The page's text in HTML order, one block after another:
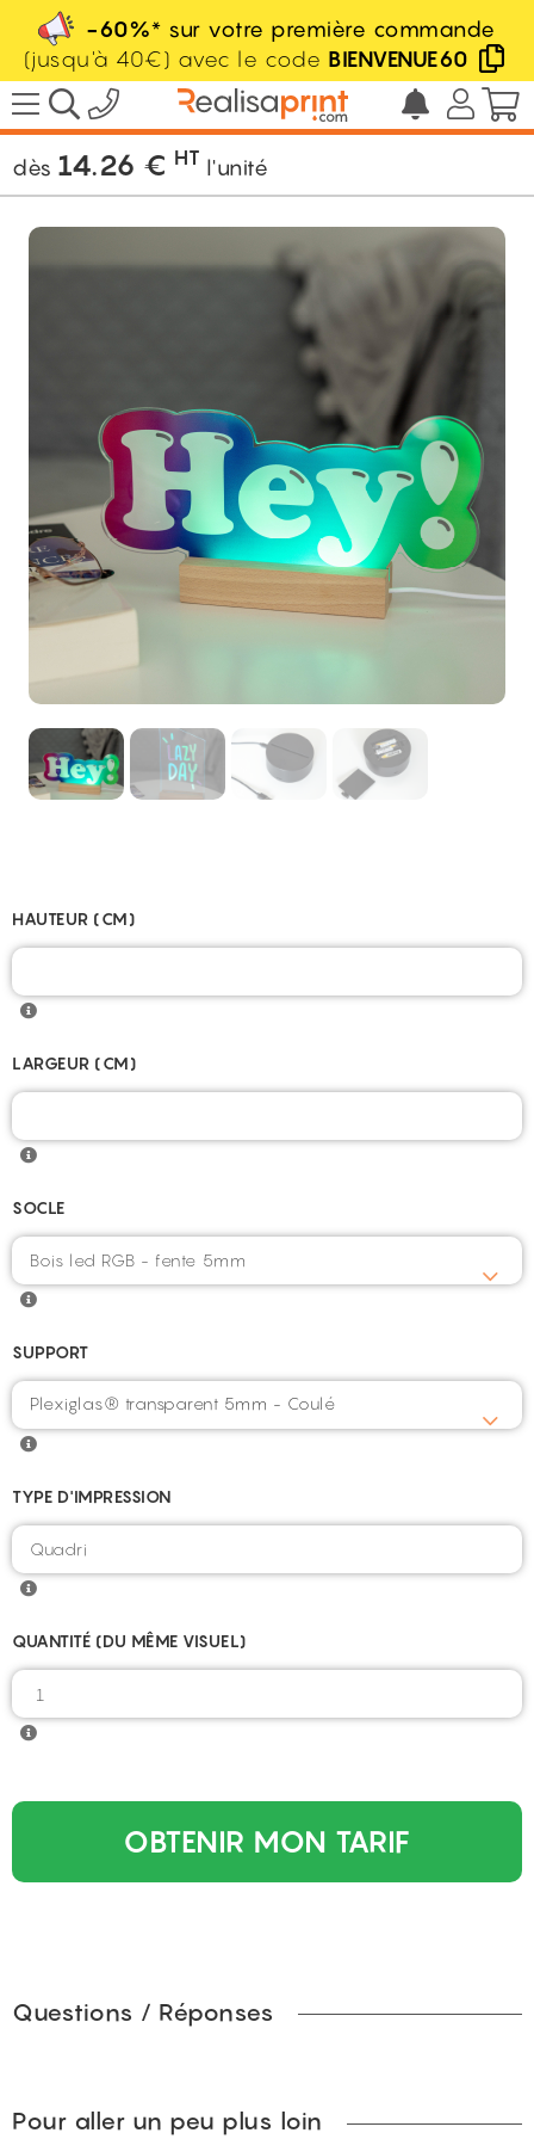
-60%* sur votre première commande
(jusqu'à 40€) avec le code BIENVENUE60
/ Ambiance / Lampe personnalisée /
Lampe Sur Mesure
dès 14.26 € HT l'unité
HAUTEUR (CM)
LARGEUR (CM)
SOCLE
SUPPORT
Plexiglas® transparent 5mm - Coulé
TYPE D'IMPRESSION
QUANTITÉ (DU MÊME VISUEL)
OBTENIR MON TARIF
Questions / Réponses
Pour aller un peu plus loin